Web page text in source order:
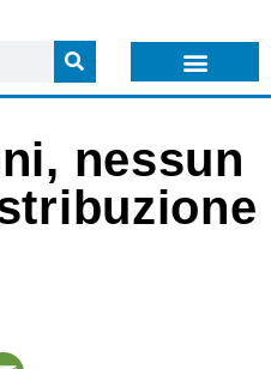
nessun